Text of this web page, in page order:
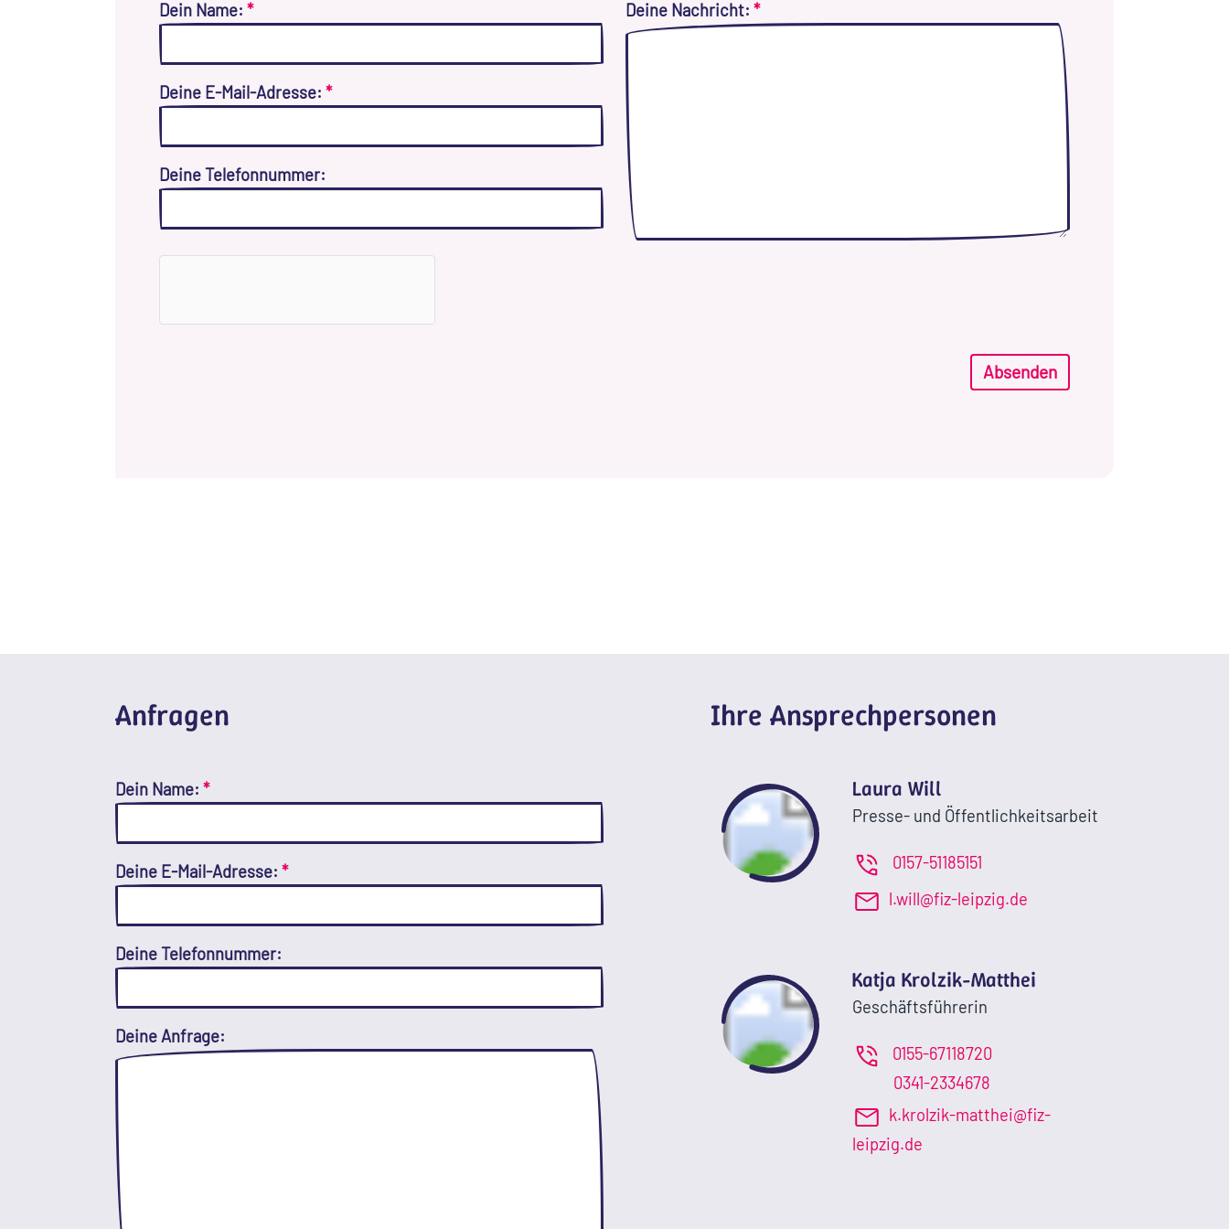
Dein Name: *
Deine E-Mail-Adresse: *
Deine Telefonnummer:
Deine Nachricht: *
Absenden
Anfragen
Dein Name: *
Deine E-Mail-Adresse: *
Deine Telefonnummer:
Deine Anfrage:
Ihre Ansprechpersonen
Laura Will
Presse- und Öffentlichkeitsarbeit
0157-51185151
l.will@fiz-leipzig.de
Katja Krolzik-Matthei
Geschäftsführerin
0155-67118720
0341-2334678
k.krolzik-matthei@fiz-
leipzig.de